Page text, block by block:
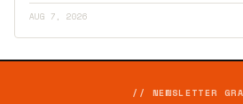
AUG 7, 2026
// NEWSLETTER